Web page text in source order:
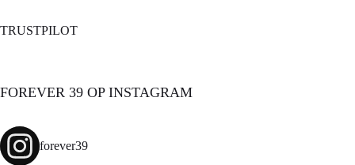
TRUSTPILOT
FOREVER 39 OP INSTAGRAM
forever39